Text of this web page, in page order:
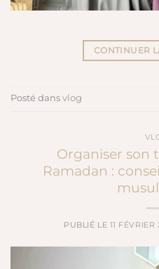
CONTINUER
Posté dans vlog
Organiser son
Ramadan :
PUBLIÉ LE 11 FÉVRIER